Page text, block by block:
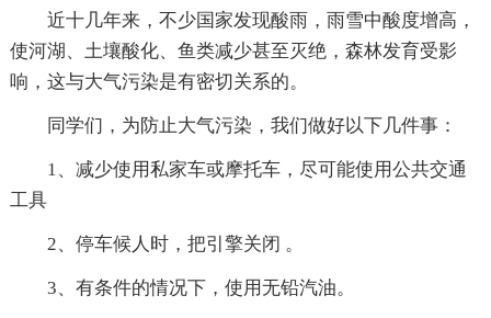
近十几年来，不少国家发现酸雨，雨雪中酸度增高，
使河湖、土壤酸化、鱼类减少甚至灭绝，森林发育受影
响，这与大气污染是有密切关系的。
同学们，为防止大气污染，我们做好以下几件事：
1、减少使用私家车或摩托车，尽可能使用公共交通
工具
2、停车候人时，把引擎关闭 。
3、有条件的情况下，使用无铅汽油。